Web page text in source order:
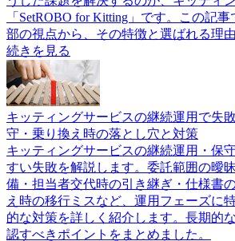
「SetROBO for Kitting」です。この記
部の視点から、その特徴と選ばれる理
続きを見る
キッティングサービスの継続運用で失
守・乗り換え時の落とし穴と対策
キッティングサービスの継続運用・保
すい失敗を解説します。委託範囲の曖
備・担当者交代時の引き継ぎ・仕様書
え時の移行ミスなど、運用フェーズに
的な対策を詳しく紹介します。長期的
認すべきポイントをまとめました。